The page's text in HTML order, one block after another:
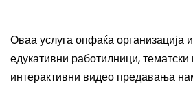
Оваа услуга опфаќа организација
едукативни работилници,
интерактивни видео предавања